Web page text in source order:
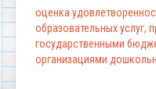
оценка
образовательных услуг,
государственными
организациями